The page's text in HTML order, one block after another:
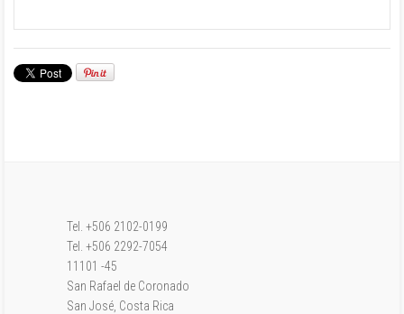
Tel. +506 2102-0199
Tel. +506 2292-7054
11101 -45
San Rafael de Coronado
San José, Costa Rica